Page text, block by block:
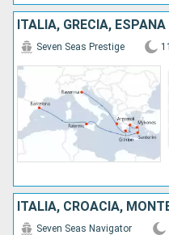
ITALIA, GRECIA, ESPAÑA
Seven Seas Prestige
Seven Seas Navigator